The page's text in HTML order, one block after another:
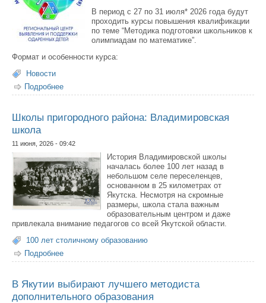
В период с 27 по 31 июля* 2026 года будут
проходить курсы повышения квалификации
по теме “Методика подготовки школьников к
олимпиадам по математике”.
Формат и особенности курса:
Новости
Подробнее
квалификации по теме “Методика подготовки
Школы пригородного района: Владимировская
школа
11 июня, 2026 - 09:42
История Владимировской школы
началась более 100 лет назад в
небольшом селе переселенцев,
основанном в 25 километрах от
Якутска. Несмотря на скромные
размеры, школа стала важным
образовательным центром и даже
привлекала внимание педагогов со всей Якутской области.
100 лет столичному образованию
Подробнее
В Якутии выбирают лучшего методиста
дополнительного образования